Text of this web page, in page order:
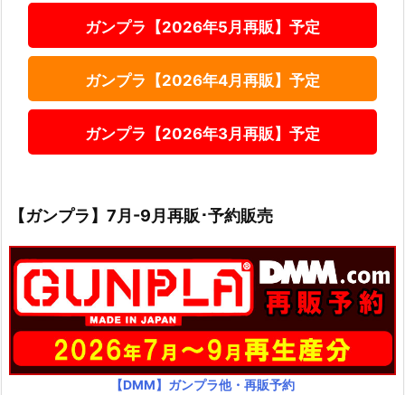
ガンプラ【2026年5月再販】予定
ガンプラ【2026年4月再販】予定
ガンプラ【2026年3月再販】予定
【ガンプラ】7月-9月再販･予約販売
【DMM】ガンプラ他・再販予約